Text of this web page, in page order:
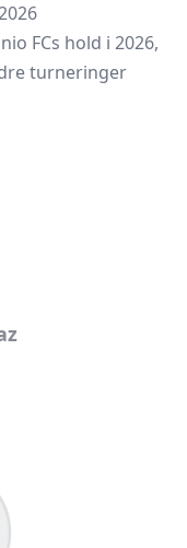
FCs hold i 2026,
turneringer